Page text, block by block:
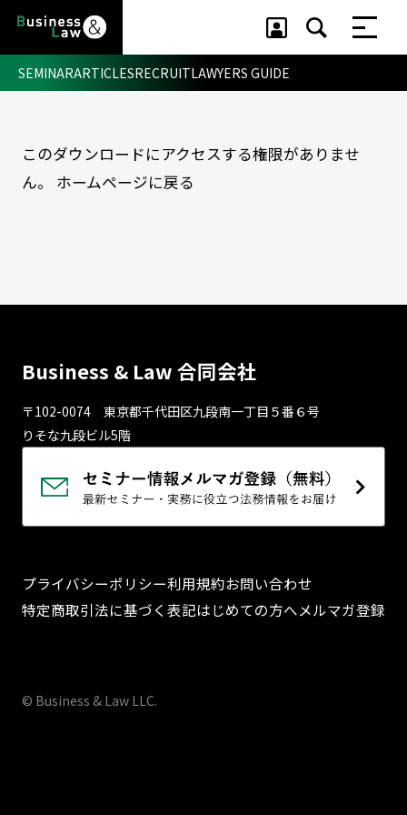
セミナー ・ 記事
セミナー
SEMINARARTICLESRECRUITLAWYERS GUIDE
このダウンロードにアクセスする権限がありませ
ん。 ホームページに戻る
Business & Law 合同会社
〒102-0074 東京都千代⽥区九段南⼀丁⽬５番６号
りそな九段ビル5階
プライバシーポリシー利用規約お問い合わせ
特定商取引法に基づく表記はじめての方へメルマガ登録
© Business & Law LLC.